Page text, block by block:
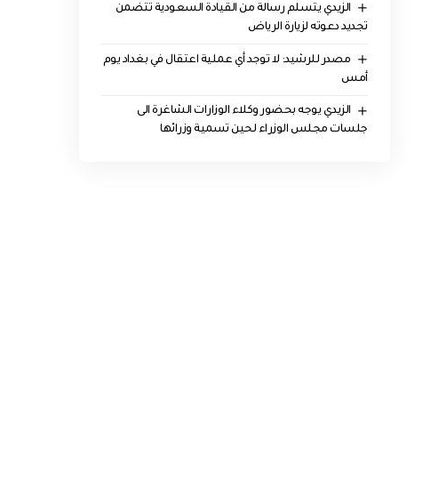
الزيدي يتسلم رسالة من القيادة السعودية تتضمن
تجديد دعوته لزيارة الرياض
مصدر للرشيد: لا توجد أي عملية اعتقال في بغداد يوم
أمس
الزيدي يوجه بحضور وكلاء الوزارات الشاغرة الى
جلسات مجلس الوزراء لحين تسمية وزرائها